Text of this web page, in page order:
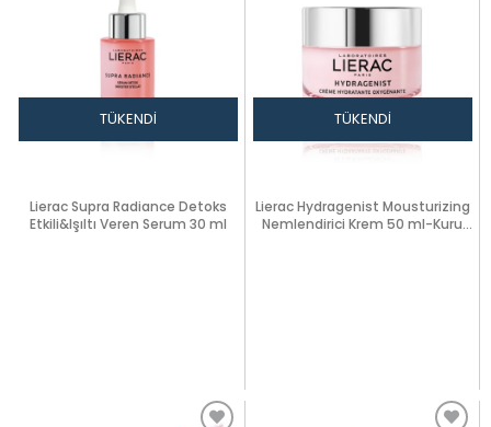
TÜKENDI
Lierac Supra Radiance Detoks
Etkili&Işıltı Veren Serum 30 ml
TÜKENDI
Lierac Hydragenist Mousturizing
Nemlendirici Krem 50 ml-Kuru